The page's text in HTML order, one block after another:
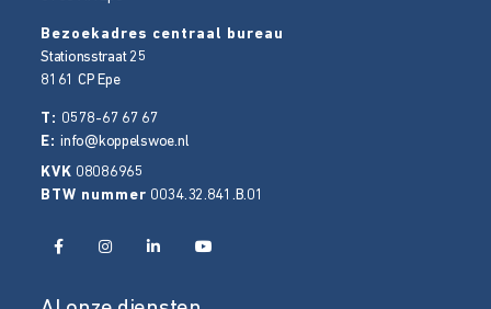
Bezoekadres centraal bureau
Stationsstraat 25
8161 CP Epe
T: 0578-67 67 67
E:info@koppelswoe.nl
KVK 08086965
BTW nummer 0034.32.841.B.01